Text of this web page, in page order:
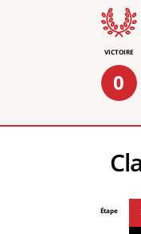
VICTOIRE
0
Étape